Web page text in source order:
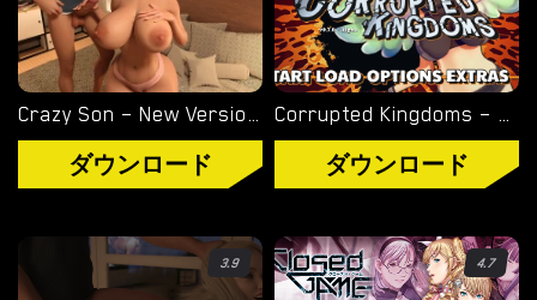
ベストチョイス
ゲイポルノゲーム
ポ
ノ
ム
Crazy Son – New Version 0.01b [Crazy Wanker]
ダウンロード
Corrupted Kingdoms – New Version 0.21 Patreon [ArcGames]
ダウンロード
3.9 4.7